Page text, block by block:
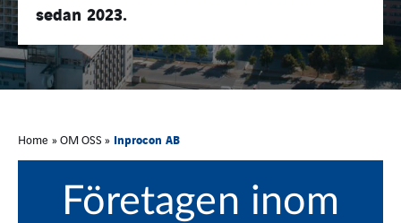
sedan 2023.
Home »OM OSS » Inprocon AB
Företagen inom